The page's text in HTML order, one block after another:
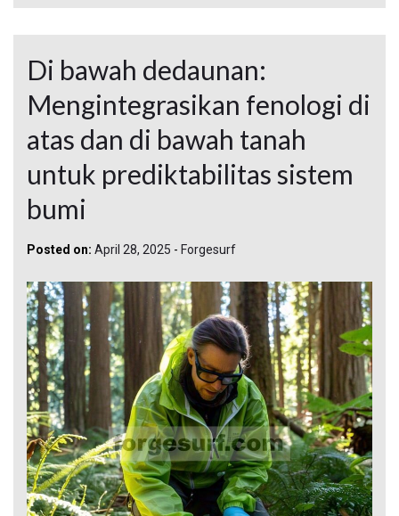
Di bawah dedaunan:
Mengintegrasikan fenologi di
atas dan di bawah tanah
untuk prediktabilitas sistem
bumi
Posted on: April 28, 2025 - Forgesurf